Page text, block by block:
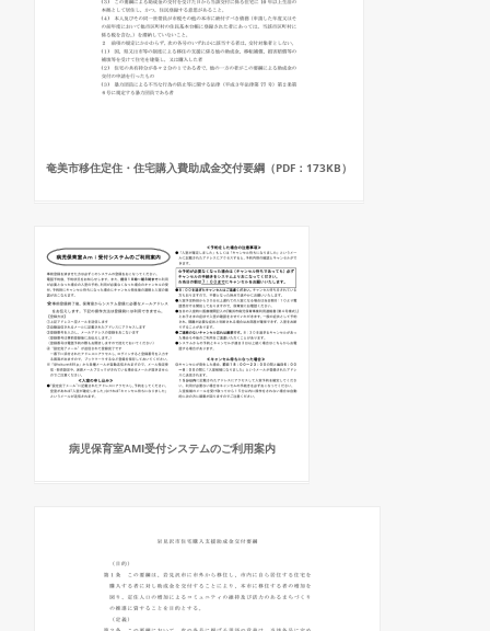
奄美市移住定住・住宅購入費助成金交付要綱（PDF：173KB）
病児保育室AMI受付システムのご利用案内